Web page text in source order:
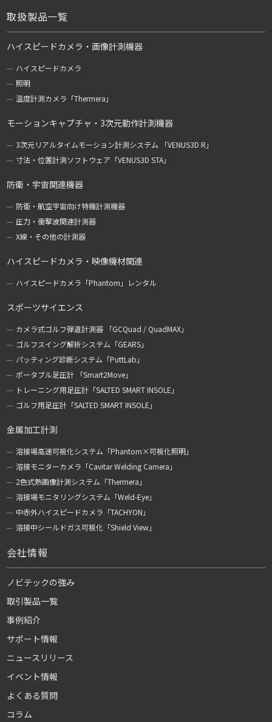
取扱製品一覧
ハイスピードカメラ・画像計測機器
ハイスピードカメラ
照明
温度計測カメラ「Thermera」
モーションキャプチャ・3次元動作計測機器
3次元リアルタイムモーション計測システム 「VENUS3D R」
寸法・位置計測ソフトウェア「VENUS3D STA」
防衛・宇宙関連機器
防衛・航空宇宙向け特機計測機器
圧力・衝撃波関連計測器
X線・その他の計測器
ハイスピードカメラ・映像機材関連
ハイスピードカメラ「Phantom」レンタル
スポーツサイエンス
カメラ式ゴルフ弾道計測器 「GCQuad / QuadMAX」
ゴルフスイング解析システム「GEARS」
パッティング診断システム「PuttLab」
ポータブル足圧計 「Smart2Move」
トレーニング用足圧計「SALTED SMART INSOLE」
ゴルフ用足圧計「SALTED SMART INSOLE」
金属加工計測
溶接場高速可視化システム「Phantom×可視化照明」
溶接モニターカメラ「Cavitar Welding Camera」
2色式熱画像計測システム「Thermera」
溶接場モニタリングシステム「Weld-Eye」
中赤外ハイスピードカメラ「TACHYON」
溶接中シールドガス可視化「Shield View」
会社情報
ノビテックの強み
取引製品一覧
事例紹介
サポート情報
ニュースリリース
イベント情報
よくある質問
コラム